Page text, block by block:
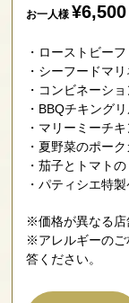
お一人様 ¥6,500
ローストビーフ
シーフードマリ
コンビネーシ
BBQチキング
マリーミーチキ
夏野菜のポー
茄子とトマト
パティシエ特
※価格が異なる店
※アレルギーのご
答ください。